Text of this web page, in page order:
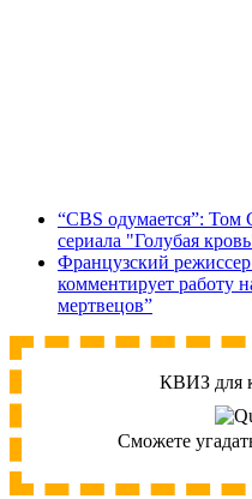
“CBS одумается”: Том
сериала "Голубая
Французский
комментирует работу
мертвецов”
КВИЗ для
Сможете